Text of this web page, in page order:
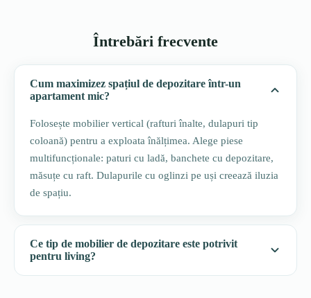
Întrebări frecvente
Cum maximizez spațiul de depozitare într-un
apartament mic?
Folosește mobilier vertical (rafturi înalte, dulapuri tip
coloană) pentru a exploata înălțimea. Alege piese
multifuncționale: paturi cu ladă, banchete cu depozitare,
măsuțe cu raft. Dulapurile cu oglinzi pe uși creează iluzia
de spațiu.
Ce tip de mobilier de depozitare este potrivit
pentru living?